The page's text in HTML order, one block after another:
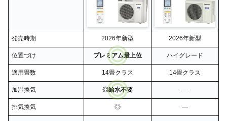
発売時期 2026年新型 2026年新型
位置づけ プレミアム最上位 ハイグレード
適用畳数 14畳クラス 14畳クラス
加湿換気 ◎給水不要 ―
排気換気 ◎ ―